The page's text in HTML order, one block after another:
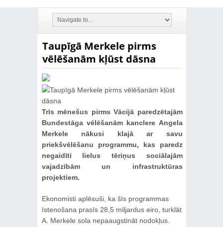
Taupīgā Merkele pirms
vēlēšanām kļūst dāsna
Trīs mēnešus pirms Vācijā paredzētajām
Bundestāga vēlēšanām kanclere Angela
Merkele nākusi klajā ar savu
priekšvēlēšanu programmu, kas paredz
negaidīti lielus tēriņus sociālajām
vajadzībām un infrastruktūras
projektiem.
Ekonomisti aplēsuši, ka šīs programmas
īstenošana prasīs 28,5 miljardus eiro, turklāt
A. Merkele sola nepaaugstināt nodokļus.